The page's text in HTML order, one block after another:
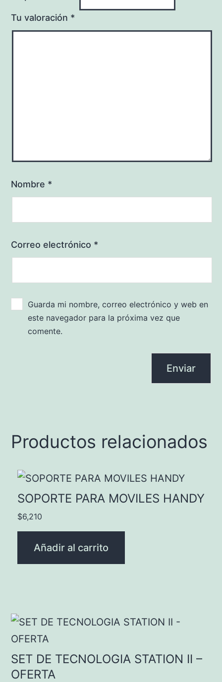
Tu valoración *
Nombre *
Correo electrónico *
Guarda mi nombre, correo electrónico y web en
este navegador para la próxima vez que
comente.
Productos relacionados
SOPORTE PARA MOVILES HANDY
$6,210
Añadir al carrito
SET DE TECNOLOGIA STATION II –
OFERTA